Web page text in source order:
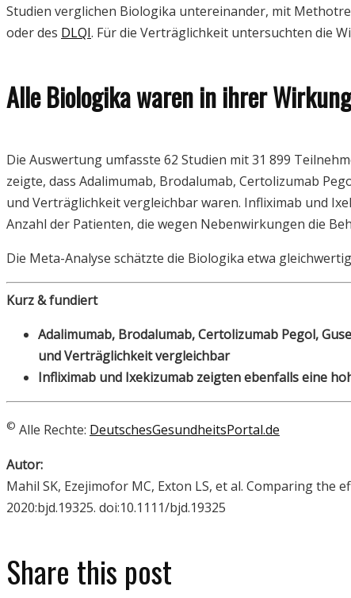
Studien verglichen Biologika untereinander, mit
oder des DLQI. Für die Verträglichkeit untersuchten die
Alle Biologika waren in ihrer
Die Auswertung umfasste 62 Studien mit 31 899
zeigte, dass Adalimumab, Brodalumab, Certolizumab
und Verträglichkeit vergleichbar waren. Infliximab und
Anzahl der Patienten, die wegen Nebenwirkungen die
Die Meta-Analyse schätzte die Biologika etwa
Kurz & fundiert
Adalimumab, Brodalumab, Certolizumab Pegol,
und Verträglichkeit vergleichbar
Infliximab und Ixekizumab zeigten ebenfalls eine
© Alle Rechte: DeutschesGesundheitsPortal.de
Autor:
Mahil SK, Ezejimofor MC, Exton LS, et al. Comparing
2020:bjd.19325. doi:10.1111/bjd.19325
Share this post